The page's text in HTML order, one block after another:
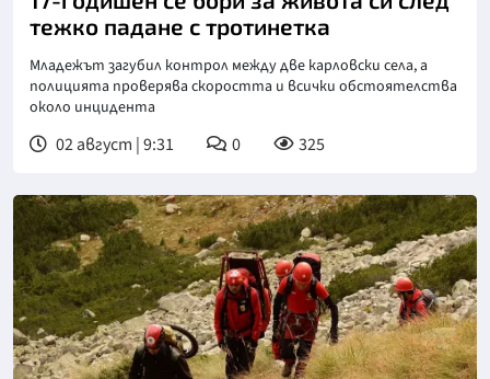
тежко падане с тротинетка
Младежът загубил контрол между две карловски села, а
полицията проверява скоростта и всички обстоятелства
около инцидента
02 август | 9:31 0 325